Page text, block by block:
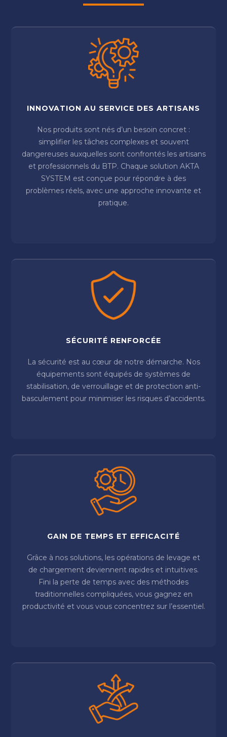
INNOVATION AU SERVICE DES ARTISANS
Nos produits sont nés d’un besoin concret :
simplifier les tâches complexes et souvent
dangereuses auxquelles sont confrontés les artisans
et professionnels du BTP. Chaque solution AKTA
SYSTEM est conçue pour répondre à des
problèmes réels, avec une approche innovante et
pratique.
SÉCURITÉ RENFORCÉE
La sécurité est au cœur de notre démarche. Nos
équipements sont équipés de systèmes de
stabilisation, de verrouillage et de protection anti-
basculement pour minimiser les risques d’accidents.
GAIN DE TEMPS ET EFFICACITÉ
Grâce à nos solutions, les opérations de levage et
de chargement deviennent rapides et intuitives.
Fini la perte de temps avec des méthodes
traditionnelles compliquées, vous gagnez en
productivité et vous vous concentrez sur l’essentiel.